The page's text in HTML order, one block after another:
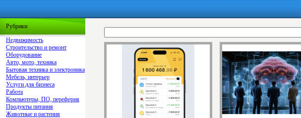
Рубрики
Недвижимость
Строительство и ремонт
Оборудование
Авто, мото, техника
Бытовая техника и электроника
Мебель, интерьер
Услуги для бизнеса
Работа
Компьютеры, ПО, переферия
Продукты питания
Животные и растения